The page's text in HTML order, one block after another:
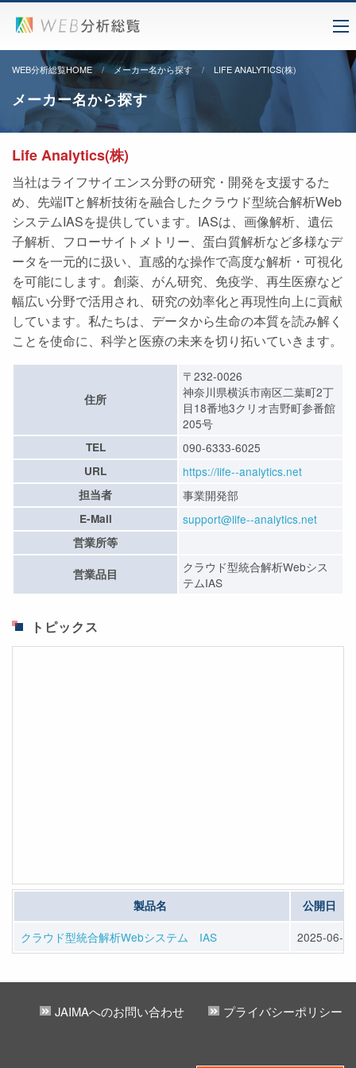
WEB分析総覧HOME メーカー名から探す LIFE ANALYTICS(株)
メーカー名から探す
Life Analytics(株)
当社はライフサイエンス分野の研究・開発を支援するた
め、先端ITと解析技術を融合したクラウド型統合解析Web
システムIASを提供しています。IASは、画像解析、遺伝
子解析、フローサイトメトリー、蛋白質解析など多様なデ
ータを一元的に扱い、直感的な操作で高度な解析・可視化
を可能にします。創薬、がん研究、免疫学、再生医療など
幅広い分野で活用され、研究の効率化と再現性向上に貢献
しています。私たちは、データから生命の本質を読み解く
ことを使命に、科学と医療の未来を切り拓いていきます。
住所
〒232-0026
神奈川県横浜市南区二葉町2丁
目18番地3クリオ吉野町参番館
205号
TEL 090-6333-6025
URL https://life--analytics.net
担当者 事業開発部
E-Mail support@life--analytics.net
営業所等
営業品目
クラウド型統合解析Webシス
テムIAS
トピックス
製品名 公開日
クラウド型統合解析Webシステム IAS 2025-06-11
JAIMAへのお問い合わせ プライバシーポリシー